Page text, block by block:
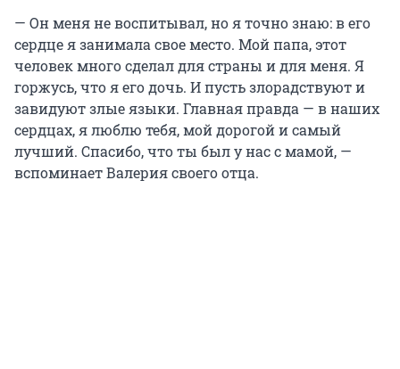
— Он меня не воспитывал, но я точно знаю: в его
сердце я занимала свое место. Мой папа, этот
человек много сделал для страны и для меня. Я
горжусь, что я его дочь. И пусть злорадствуют и
завидуют злые языки. Главная правда — в наших
сердцах, я люблю тебя, мой дорогой и самый
лучший. Спасибо, что ты был у нас с мамой, —
вспоминает Валерия своего отца.